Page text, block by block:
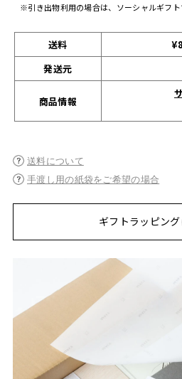
※引き出物利用の場合は、ソーシャルギフト
送料
発送元
商品情報
送料について
手渡し用の紙袋をご希望の場合
ギフトラッピン